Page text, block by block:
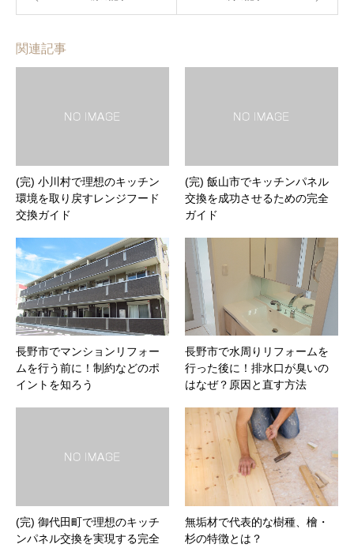
関連記事
(完) 小川村で理想のキッチン
環境を取り戻すレンジフード
交換ガイド
(完) 飯山市でキッチンパネル
交換を成功させるための完全
ガイド
長野市でマンションリフォー
ムを行う前に！制約などのポ
イントを知ろう
長野市で水周りリフォームを
行った後に！排水口が臭いの
はなぜ？原因と直す方法
(完) 御代田町で理想のキッチ
ンパネル交換を実現する完全
無垢材で代表的な樹種、檜・
杉の特徴とは？